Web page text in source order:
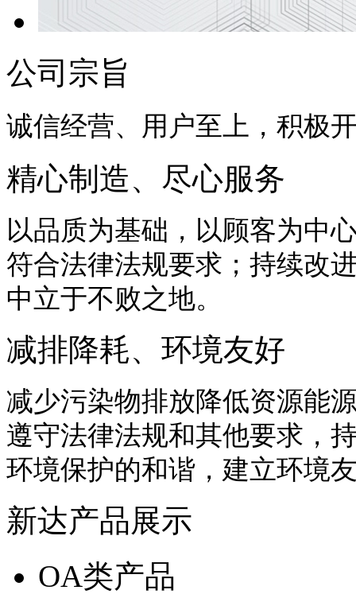
公司宗旨
诚信经营、用户至上，积极
精心制造、尽心服务
以品质为基础，以顾客为中
符合法律法规要求；持续改
中立于不败之地。
减排降耗、环境友好
减少污染物排放降低资源能
遵守法律法规和其他要求，
环境保护的和谐，建立环境
新达产品展示
OA类产品